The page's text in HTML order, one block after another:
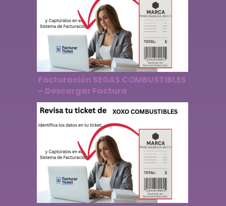
Facturación SEGAS COMBUSTIBLES
– Descargar Factura